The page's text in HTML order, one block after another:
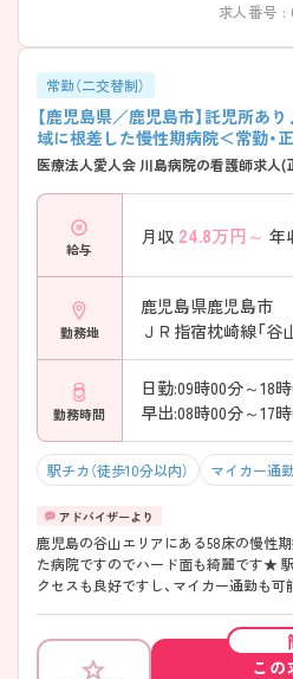
求人番号 :
常勤（二交替制）
【鹿児島県／鹿児島市】託児所
域に根差した慢性期病院＜常勤・
医療法人愛人会 川島病院の看護師求人(
給与
月収 24.8万円～ 年
勤務地
鹿児島県鹿児島市
ＪＲ指宿枕崎線「谷
勤務時間
日勤:09時00分～18時
早出:08時00分～17時
駅チカ（徒歩10分以内） マイカー通
鹿児島の谷山エリアにある58床の慢性
た病院ですのでハード面も綺麗です★ 駅から徒歩1分と公共交通でのア
クセスも良好ですし、マイカー通勤も
医療・介護を提供していらっしゃいます◎ ご興味のある方はマイナ
護師までお問い合わせください。詳細な
この